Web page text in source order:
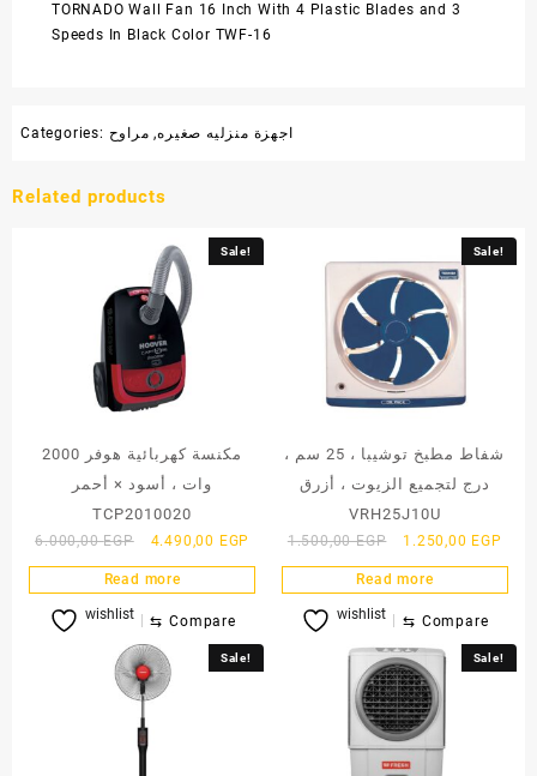
TORNADO Wall Fan 16 Inch With 4 Plastic Blades and 3
Speeds In Black Color TWF-16
Categories: اجهزة منزليه صغيره, مراوح
Related products
Sale!
مكنسة كهربائية هوفر 2000
وات ، أسود × أحمر
TCP2010020
6.000,00EGP
Original
price
was:
6.000,00 EGP.
4.490,00 EGP Current
price
is:
4.490,00 EGP.
Read more
wishlist ⇆ Compare
Sale!
شفاط مطبخ توشيبا ، 25 سم ،
درج لتجميع الزيوت ، أزرق
VRH25J10U
1.500,00EGP
Original
price
was:
1.500,00 EGP.
1.250,00 EGP
price
is:
Read more
wishlist ⇆ Compare
Sale! Sale!